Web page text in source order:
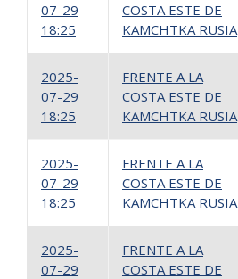
07-29
18:25
COSTA ESTE DE
KAMCHTKA RUSIA
2025-
07-29
18:25
FRENTE A LA
COSTA ESTE DE
KAMCHTKA RUSIA
2025-
07-29
18:25
FRENTE A LA
COSTA ESTE DE
KAMCHTKA RUSIA
2025-
07-29
FRENTE A LA
COSTA ESTE DE